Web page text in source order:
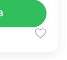
расчёт
сделок